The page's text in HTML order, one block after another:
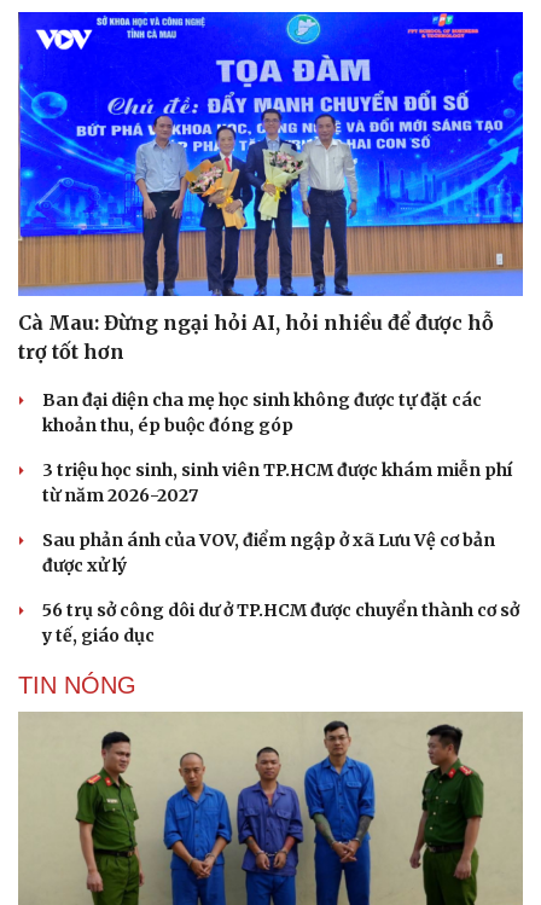
Văn hóa
Văn học
Âm nhạc
Giải trí
Thời trang
Cà Mau: Đừng ngại hỏi AI, hỏi nhiều để được hỗ
trợ tốt hơn
Ban đại diện cha mẹ học sinh không được tự đặt các
khoản thu, ép buộc đóng góp
3 triệu học sinh, sinh viên TP.HCM được khám miễn phí
từ năm 2026-2027
Sau phản ánh của VOV, điểm ngập ở xã Lưu Vệ cơ bản
được xử lý
56 trụ sở công dôi dư ở TP.HCM được chuyển thành cơ sở
y tế, giáo dục
TIN NÓNG